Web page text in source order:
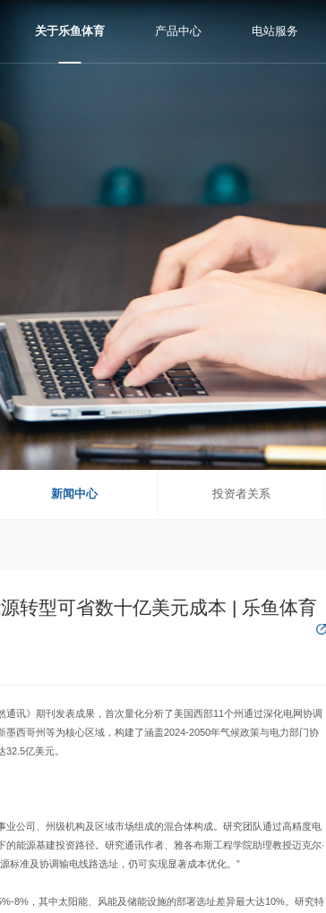
关于乐鱼体育 产品中心 电站服务
新闻中心 投资者关系
转型可省数十亿美元成本 | 乐鱼体育
讯》期刊发表成果，首次量化分析了美国西部11个州通过深化电网协调
西哥州等为核心区域，构建了涵盖2024-2050年气候政策与电力部门协
亿美元。
公司、州级机构及区域市场组成的混合体构成。研究团队通过高精度电
能源基建投资路径。研究通讯作者、雅各布斯工程学院助理教授迈克尔·
标准及协调输电线路选址，仍可实现显著成本优化。”
8%，其中太阳能、风能及储能设施的部署选址差异最大达10%。研究特